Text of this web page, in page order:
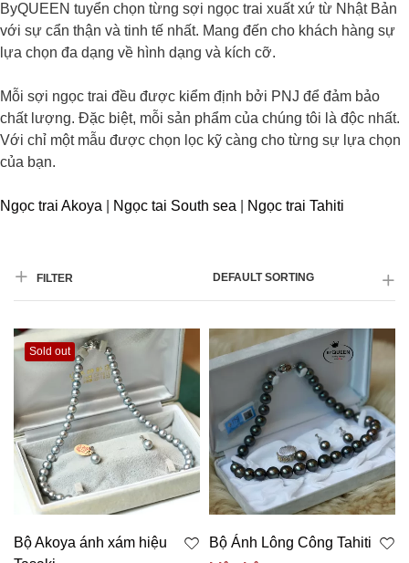
ByQUEEN tuyển chọn từng sợi ngọc trai xuất xứ từ Nhật Bản
với sự cẩn thận và tinh tế nhất. Mang đến cho khách hàng sự
lựa chọn đa dạng về hình dạng và kích cỡ.
Mỗi sợi ngọc trai đều được kiểm định bởi PNJ để đảm bảo
chất lượng. Đặc biệt, mỗi sản phẩm của chúng tôi là độc nhất.
Với chỉ một mẫu được chọn lọc kỹ càng cho từng sự lựa chọn
của bạn.
Ngọc trai Akoya Ngọc tai South sea Ngọc trai Tahiti
FILTER DEFAULT SORTING
Sold out
Bộ Akoya ánh xám hiệu
Bộ Ánh Lông Công Tahiti